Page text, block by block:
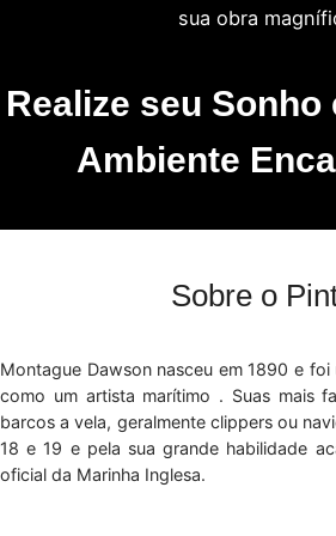
sua obra
Realize seu Sonho
Ambiente
Sobre o
Montague Dawson nasceu em 1890 e
como um artista marítimo . Suas mais
barcos a vela, geralmente clippers ou
18 e 19 e pela sua grande habilidade
oficial da Marinha Inglesa.